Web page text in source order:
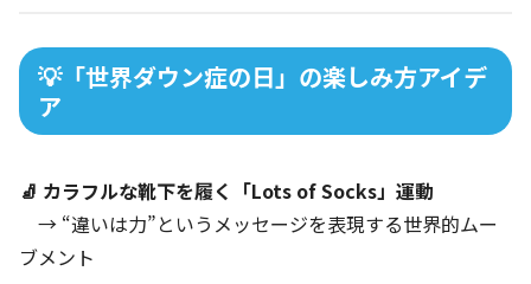
💡「世界ダウン症の日」の楽しみ方アイデ
ア
🧦 カラフルな靴下を履く「Lots of Socks」運動
→ “違いは力”というメッセージを表現する世界的ムー
ブメント